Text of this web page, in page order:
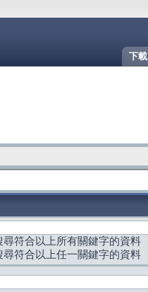
下載
尋符合以上所有關鍵字的資料
尋符合以上任一關鍵字的資料